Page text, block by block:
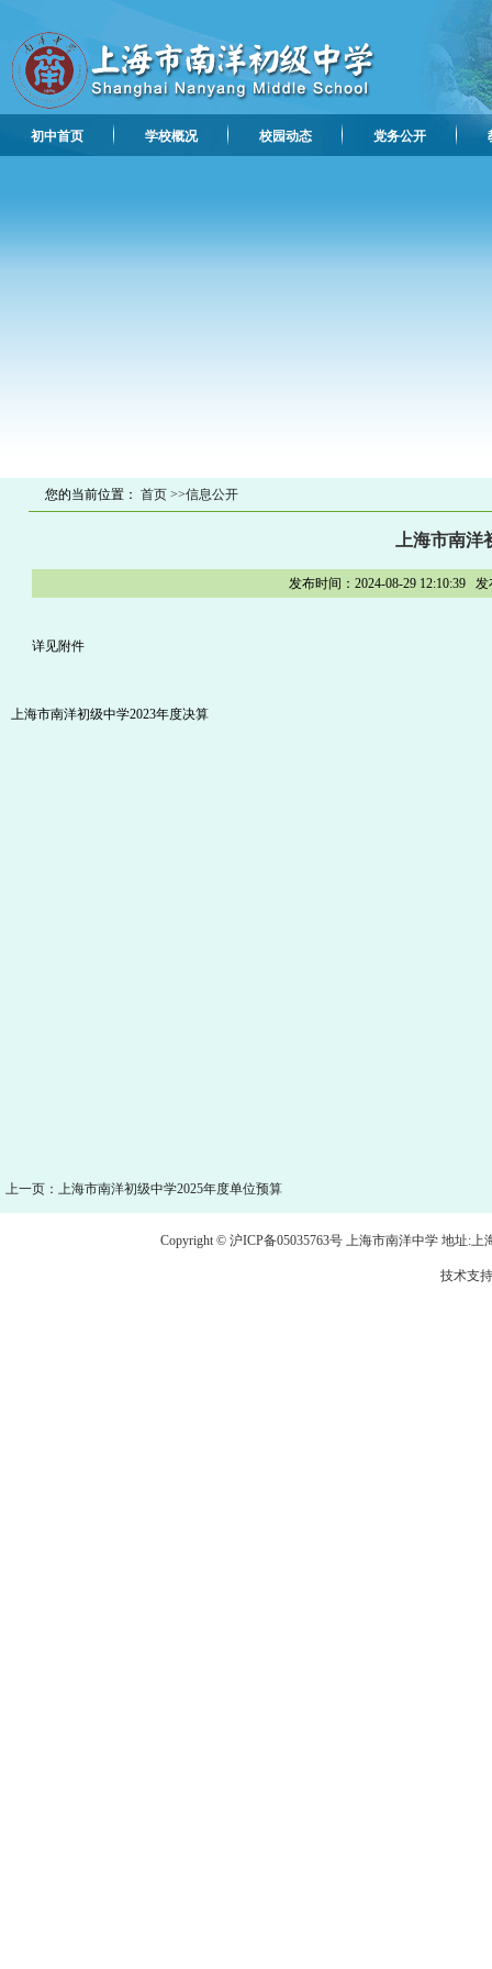
初中首页 学校概况 校园动态 党务公开
您的当前位置：首页 >>信息公开
上海市南
发布时间：2024-08-29 12:10:39
详见附件
上海市南洋初级中学2023年度决算
上一页：上海市南洋初级中学2025年度单位预算
Copyright © 沪ICP备05035763号 上海市南洋中学 地址:上
技术支